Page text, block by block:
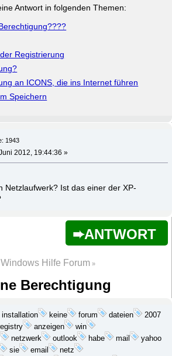
Antwort in folgenden Themen:
Registrierung
an ICONS, die ins Internet führen
Speichern
1943
2012, 19:44:36 »
Netzlaufwerk? Ist das einer der XP-
ANTWORT
Windows Hilfe Forum »
Berechtigung
installation keine forum dateien 2007
anzeigen win
netzwerk outlook habe mail yahoo
sie email netz